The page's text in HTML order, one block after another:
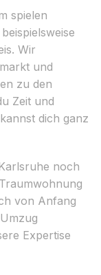
spielen
Wir
und
zu den
Zeit und
dich ganz
noch
von Anfang
Expertise